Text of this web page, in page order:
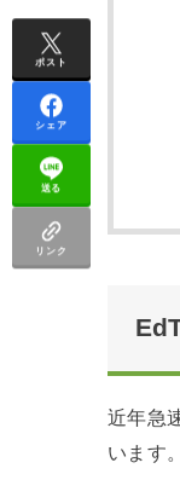
近年急
います。
ポスト
シェア
送る
リンク